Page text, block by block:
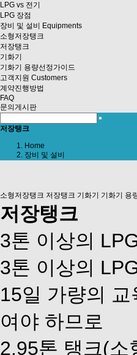
LPG vs 전기
LPG 장점
장비 및 설비
Equipments
소형저장탱크
저장탱크
기화기
기화기 용량선정가이드
고객지원 Customers
계약진행방법
FAQ
문의게시판
저장탱크
Home
장비 및 설비
소형저장탱크 저장탱크 기화기 기화기 용
저장탱크
3톤 이상의
3톤 이상의
15일 가량의 교
여야 하므로
2.95톤 탱크(소